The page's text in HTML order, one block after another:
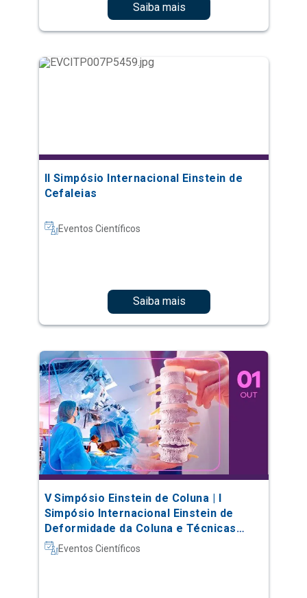
Saiba mais
II Simpósio Internacional Einstein de
Cefaleias
Eventos Científicos
Saiba mais
V Simpósio Einstein de Coluna | I
Simpósio Internacional Einstein de
Deformidade da Coluna e Técnicas
Complexas
Eventos Científicos